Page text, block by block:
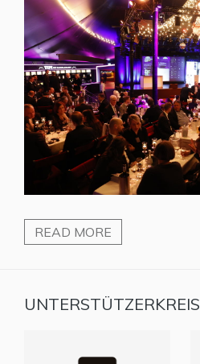
READ MORE
UNTERSTÜTZERKREIS